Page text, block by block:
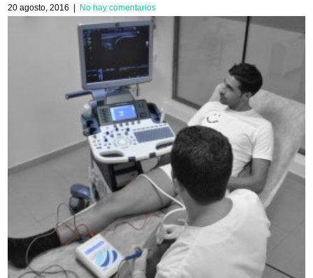
20 agosto, 2016 No hay comentarios